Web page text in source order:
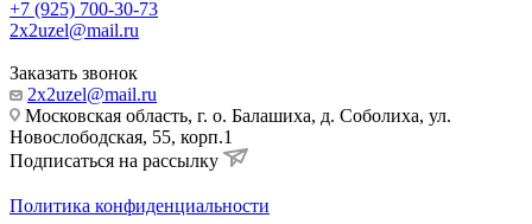
+7 (925) 700-30-73
2x2uzel@mail.ru
Заказать звонок
2x2uzel@mail.ru
Московская область, г. о. Балашиха, д. Соболиха, ул.
Новослободская, 55, корп.1
Подписаться на рассылку
Политика конфиденциальности